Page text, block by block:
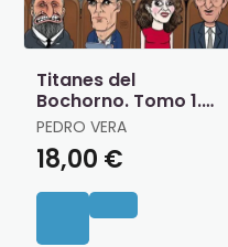
Titanes del
Bochorno. Tomo 1.
Política Nacional
PEDRO VERA
18,00 €